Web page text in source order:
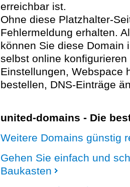
erreichbar ist.
Ohne diese Platzhalter-
Fehlermeldung erhalten.
können Sie diese Domain
selbst online
Einstellungen, Webspace
bestellen, DNS-Einträge
united-domains - Die
Weitere Domains günstig
Gehen Sie einfach und
Baukasten